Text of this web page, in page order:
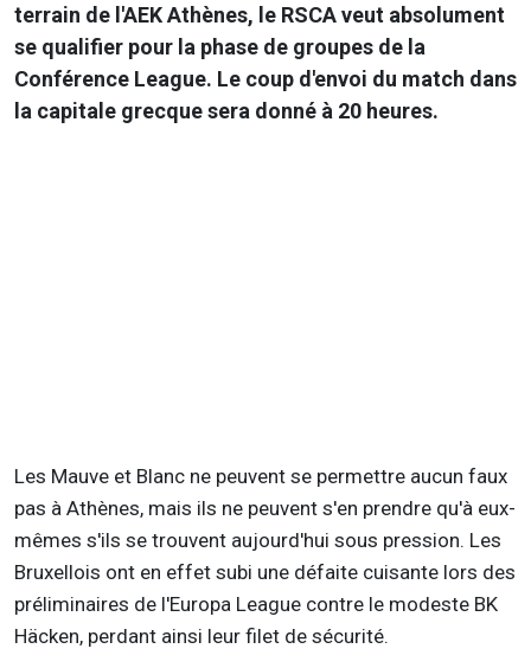
terrain de l'AEK Athènes, le RSCA veut absolument
se qualifier pour la phase de groupes de la
Conférence League. Le coup d'envoi du match dans
la capitale grecque sera donné à 20 heures.
Les Mauve et Blanc ne peuvent se permettre aucun faux
pas à Athènes, mais ils ne peuvent s'en prendre qu'à eux-
mêmes s'ils se trouvent aujourd'hui sous pression. Les
Bruxellois ont en effet subi une défaite cuisante lors des
préliminaires de l'Europa League contre le modeste BK
Häcken, perdant ainsi leur filet de sécurité.